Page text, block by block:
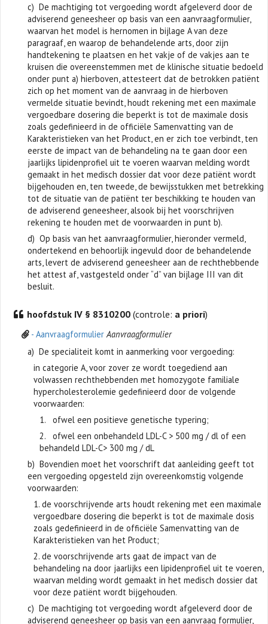
c) De machtiging tot vergoeding wordt afgeleverd door de
adviserend geneesheer op basis van een aanvraagformulier,
waarvan het model is hernomen in bijlage A van deze
paragraaf, en waarop de behandelende arts, door zijn
handtekening te plaatsen en het vakje of de vakjes aan te
kruisen die overeenstemmen met de klinische situatie bedoeld
onder punt a) hierboven, attesteert dat de betrokken patiënt
zich op het moment van de aanvraag in de hierboven
vermelde situatie bevindt, houdt rekening met een maximale
vergoedbare dosering die beperkt is tot de maximale dosis
zoals gedefinieerd in de officiële Samenvatting van de
Karakteristieken van het Product, en er zich toe verbindt, ten
eerste de impact van de behandeling na te gaan door een
jaarlijks lipidenprofiel uit te voeren waarvan melding wordt
gemaakt in het medisch dossier dat voor deze patiënt wordt
bijgehouden en, ten tweede, de bewijsstukken met betrekking
tot de situatie van de patiënt ter beschikking te houden van
de adviserend geneesheer, alsook bij het voorschrijven
rekening te houden met de voorwaarden in punt b).
d) Op basis van het aanvraagformulier, hieronder vermeld,
ondertekend en behoorlijk ingevuld door de behandelende
arts, levert de adviserend geneesheer aan de rechthebbende
het attest af, vastgesteld onder “d” van bijlage III van dit
besluit.
hoofdstuk IV § 8310200 (controle: a priori)
- Aanvraagformulier Aanvraagformulier
a) De specialiteit komt in aanmerking voor vergoeding:
in categorie A, voor zover ze wordt toegediend aan
volwassen rechthebbenden met homozygote familiale
hypercholesterolemie gedefinieerd door de volgende
voorwaarden:
1. ofwel een positieve genetische typering;
2. ofwel een onbehandeld LDL-C > 500 mg / dl of een
behandeld LDL-C> 300 mg / dL
b) Bovendien moet het voorschrift dat aanleiding geeft tot
een vergoeding opgesteld zijn overeenkomstig volgende
voorwaarden:
1. de voorschrijvende arts houdt rekening met een maximale
vergoedbare dosering die beperkt is tot de maximale dosis
zoals gedefinieerd in de officiële Samenvatting van de
Karakteristieken van het Product;
2. de voorschrijvende arts gaat de impact van de
behandeling na door jaarlijks een lipidenprofiel uit te voeren,
waarvan melding wordt gemaakt in het medisch dossier dat
voor deze patiënt wordt bijgehouden.
c) De machtiging tot vergoeding wordt afgeleverd door de
adviserend geneesheer op basis van een aanvraag formulier,